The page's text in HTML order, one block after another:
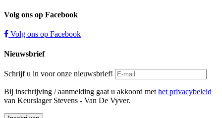
Volg ons op Facebook
Volg ons op Facebook
Nieuwsbrief
Schrijf u in voor onze nieuwsbrief!
Bij inschrijving / aanmelding gaat u akkoord met het privacybeleid
van Keurslager Stevens - Van De Vyver.